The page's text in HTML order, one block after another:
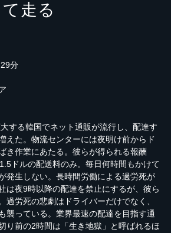
走る
分
する韓国でネット通販が流行し、配達す
えた。物流センターには夜明け前からド
き作業にあたる。彼らが得られる報酬
ドルの配送料のみ。毎日何時間もかけて
発生しない。長時間労働による過労死が
は夜9時以降の配達を禁止にするが、彼ら
過労死の悲劇はドライバーだけでなく、
襲っている。業界最速の配達を目指す通
り前の2時間は「生き地獄」と呼ばれるほ